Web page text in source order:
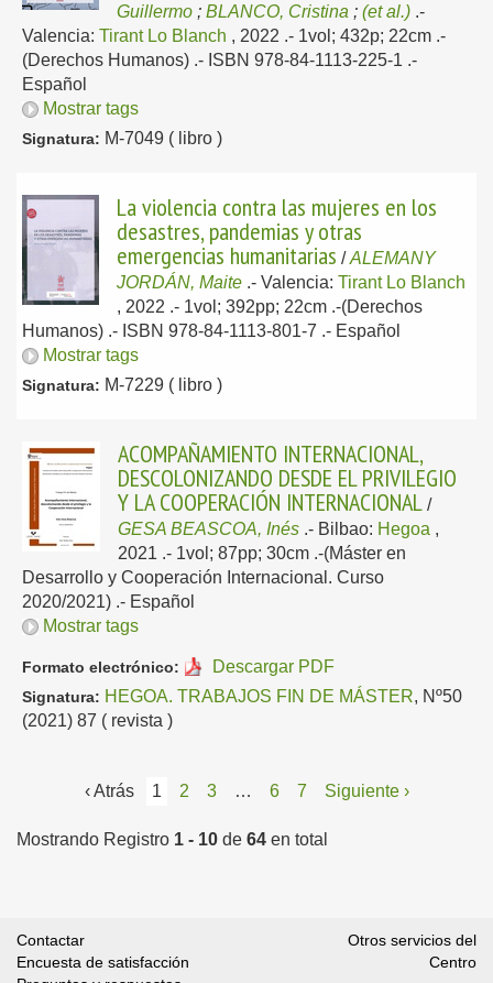
Guillermo ; BLANCO, Cristina ; (et al.) .-
Valencia: Tirant Lo Blanch , 2022 .- 1vol; 432p; 22cm .-
(Derechos Humanos) .- ISBN 978-84-1113-225-1 .-
Español
Mostrar tags
Signatura: M-7049 ( libro )
La violencia contra las mujeres en los
desastres, pandemias y otras
emergencias humanitarias /ALEMANY
JORDÁN, Maite .- Valencia: Tirant Lo Blanch
, 2022 .- 1vol; 392pp; 22cm .-(Derechos
Humanos) .- ISBN 978-84-1113-801-7 .- Español
Mostrar tags
Signatura: M-7229 ( libro )
ACOMPAÑAMIENTO INTERNACIONAL,
DESCOLONIZANDO DESDE EL PRIVILEGIO
Y LA COOPERACIÓN INTERNACIONAL /
GESA BEASCOA, Inés .- Bilbao: Hegoa ,
2021 .- 1vol; 87pp; 30cm .-(Máster en
Desarrollo y Cooperación Internacional. Curso
2020/2021) .- Español
Mostrar tags
Formato electrónico: Descargar PDF
Signatura: HEGOA. TRABAJOS FIN DE MÁSTER, Nº50
(2021) 87 ( revista )
‹ Atrás 1 2 3 … 6 7 Siguiente ›
Mostrando Registro 1 - 10 de 64 en total
Contactar
Encuesta de satisfacción
Otros servicios del
Centro